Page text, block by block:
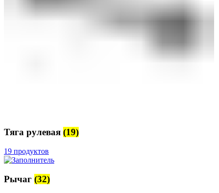
Тяга рулевая (19)
19 продуктов
Рычаг (32)